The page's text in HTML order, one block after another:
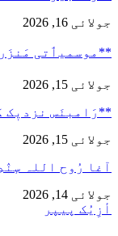
جولائی 16, 2026
**موسمیٲتی
جولائی 15, 2026
**رَامبنَس نزدیٖک
جولائی 15, 2026
آغا رُوح اللہ
جولائی 14, 2026
أزِیُک پیپر